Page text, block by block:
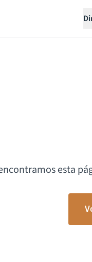
esta